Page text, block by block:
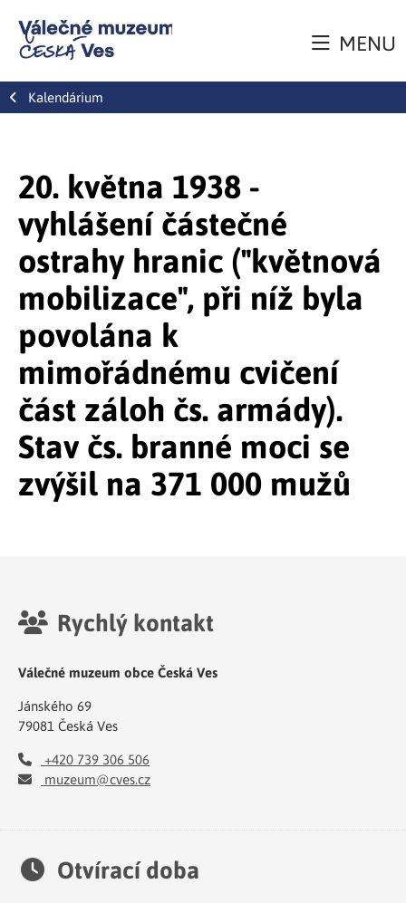
MENU
Kalendárium
20. května 1938 -
vyhlášení částečné
ostrahy hranic ("květnová
mobilizace", při níž byla
povolána k
mimořádnému cvičení
část záloh čs. armády).
Stav čs. branné moci se
zvýšil na 371 000 mužů
Rychlý kontakt
Válečné muzeum obce Česká Ves
Jánského 69
79081 Česká Ves
+420 739 306 506
muzeum@cves.cz
Otvírací doba